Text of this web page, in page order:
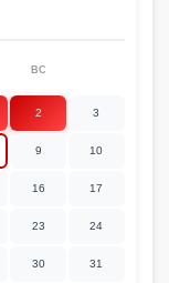
ВС
2 3
9 10
16 17
23 24
30 31